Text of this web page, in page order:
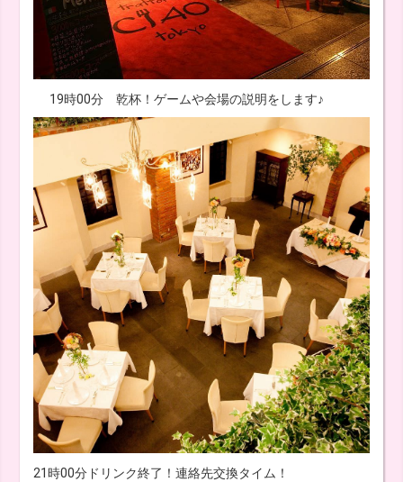
19時00分 乾杯！ゲームや会場の説明をします♪
21時00分ドリンク終了！連絡先交換タイム！